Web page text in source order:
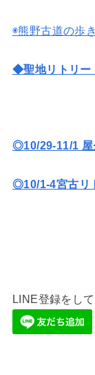
◉熊野古道の歩
◆聖地リトリー
◎10/29-11/1 屋
◎10/1-4宮古リ
LINE登録をし